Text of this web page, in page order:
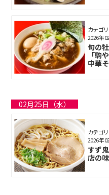
カテゴ
旬の
「駒
中華
2026年
02月25日（水）
カテゴ
すず
店の
2026年